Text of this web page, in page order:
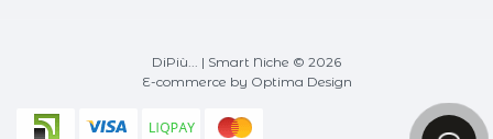
DiPiù... | Smart Niche © 2026
E-commerce by Optima Design